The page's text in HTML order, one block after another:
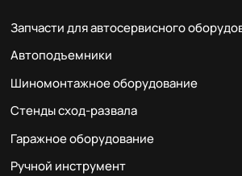
Запчасти для автосервисного
Автоподъемники
Шиномонтажное оборудование
Стенды сход-развала
Гаражное оборудование
Ручной инструмент